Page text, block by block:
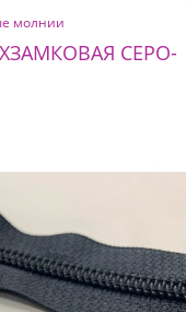
молнии
СЕРО-